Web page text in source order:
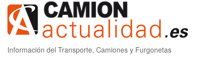
Información del Transporte, Camiones y Furgonetas